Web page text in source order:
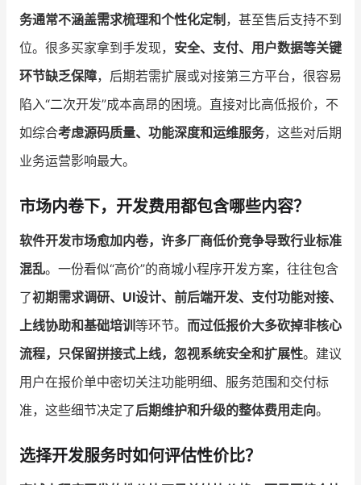
务通常不涵盖需求梳理和个性化定制 ，甚至售后支持不到
位。很多买家拿到手发现， 安全、支付、用户数据等关键
环节缺乏保障，后期若需扩展或对接第三方平台，很容易
陷入“二次开发”成本高昂的困境。直接对比高低报价，不
如综合考虑源码质量、功能深度和运维服务，这些对后期
业务运营影响最大。
市场内卷下，开发费用都包含哪些内容？
软件开发市场愈加内卷，许多厂商低价竞争导致行业标准
混乱。一份看似“高价”的商城小程序开发方案，往往包含
了初期需求调研、UI设计、前后端开发、支付功能对接、
上线协助和基础培训 等环节。 而过低报价大多砍掉非核心
流程，只保留拼接式上线，忽视系统安全和扩展性。建议
用户在报价单中密切关注功能明细、服务范围和交付标
准，这些细节决定了后期维护和升级的整体费用走向。
选择开发服务时如何评估性价比？